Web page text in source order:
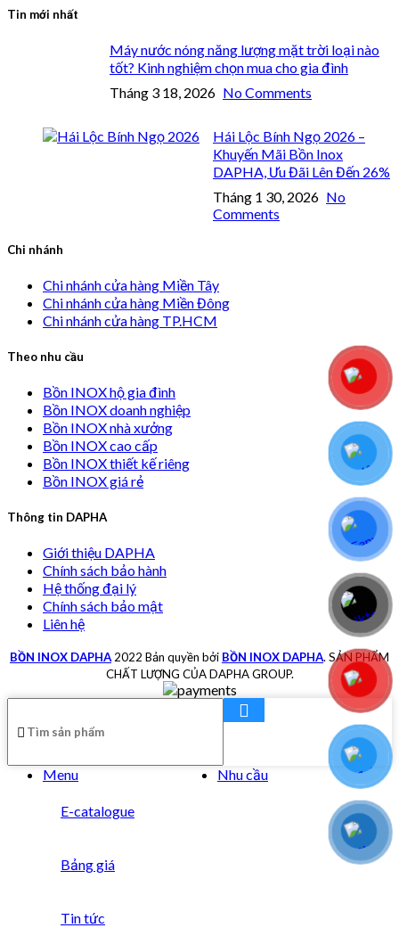
Tin mới nhất
Máy nước nóng năng lượng mặt trời loại nào
tốt? Kinh nghiệm chọn mua cho gia đình
Tháng 3 18, 2026 No Comments
Hái Lộc Bính Ngọ 2026 –
Khuyến Mãi Bồn Inox
DAPHA, Ưu Đãi Lên Đến 26%
Tháng 1 30, 2026 No
Comments
Chi nhánh
Chi nhánh cửa hàng Miền Tây
Chi nhánh cửa hàng Miền Đông
Chi nhánh cửa hàng TP.HCM
Theo nhu cầu
Bồn INOX hộ gia đình
Bồn INOX doanh nghiệp
Bồn INOX nhà xưởng
Bồn INOX cao cấp
Bồn INOX thiết kế riêng
Bồn INOX giá rẻ
Thông tin DAPHA
Giới thiệu DAPHA
Chính sách bảo hành
Hệ thống đại lý
Chính sách bảo mật
Liên hệ
BỒN INOX DAPHA2022 Bản quyền bởi BỒN INOX DAPHA. SẢN PHẨM
CHẤT LƯỢNG CỦA DAPHA GROUP.
Menu Nhu cầu
E-catalogue
Bảng giá
Tin tức